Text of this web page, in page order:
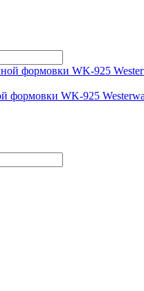
формовки WK-925